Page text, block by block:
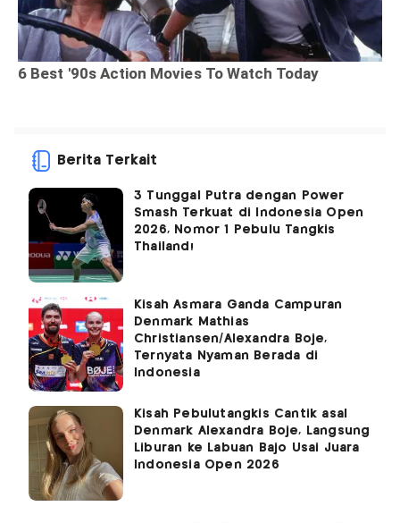
Berita Terkait
3 Tunggal Putra dengan Power
Smash Terkuat di Indonesia Open
2026, Nomor 1 Pebulu Tangkis
Thailand!
Kisah Asmara Ganda Campuran
Denmark Mathias
Christiansen/Alexandra Boje,
Ternyata Nyaman Berada di
Indonesia
Kisah Pebulutangkis Cantik asal
Denmark Alexandra Boje, Langsung
Liburan ke Labuan Bajo Usai Juara
Indonesia Open 2026